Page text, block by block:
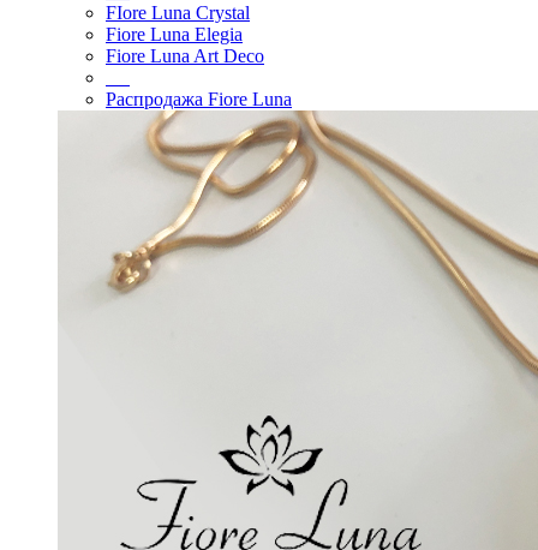
FIore Luna Crystal
Fiore Luna Elegia
Fiore Luna Art Deco
Распродажа Fiore Luna